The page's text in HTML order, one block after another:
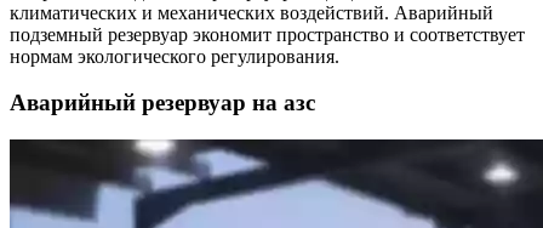
климатических и механических воздействий. Аварийный
подземный резервуар экономит пространство и соответствует
нормам экологического регулирования.
Аварийный резервуар на азс